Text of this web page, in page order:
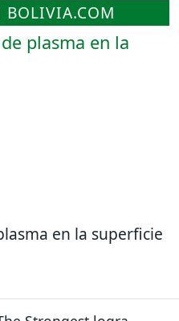
en la superficie